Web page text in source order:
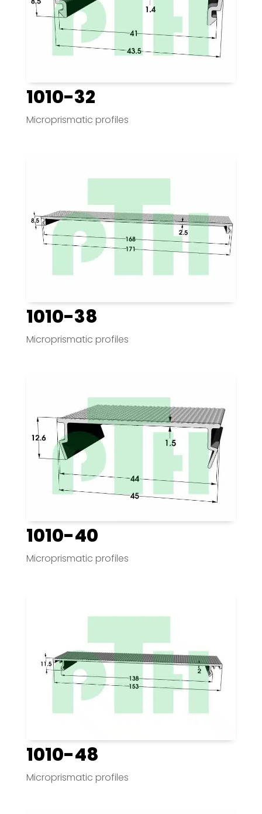
1010-32
Microprismatic profiles
1010-38
Microprismatic profiles
1010-40
Microprismatic profiles
1010-48
Microprismatic profiles